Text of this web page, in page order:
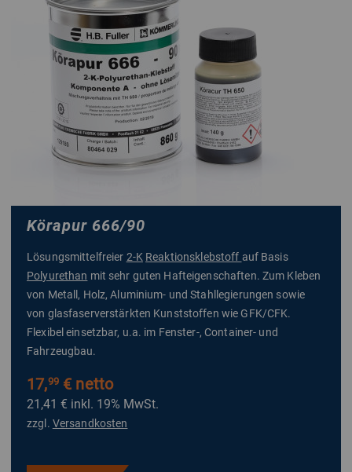
Körapur 666/90
Lösungsmittelfreier 2-K Reaktionsklebstoff auf Basis
Polyurethan mit sehr guten Hafteigenschaften. Zum Kleben
von Metall, Holz, Aluminium- und Stahllegierungen sowie
von glasfaserverstärkten Kunststoffen wie GFK/CFK.
Flexibel einsetzbar, u.a. im Fenster-, Container- und
Fahrzeugbau.
17,99€ netto
21,41 € inkl. 19% MwSt.
zzgl. Versandkosten